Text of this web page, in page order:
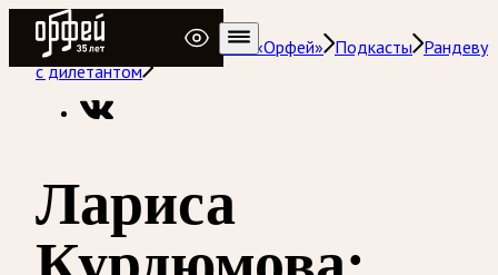
Радио Орфей
Радио классической музыки «Орфей» Подкасты Рандеву
с дилетантом
Лариса